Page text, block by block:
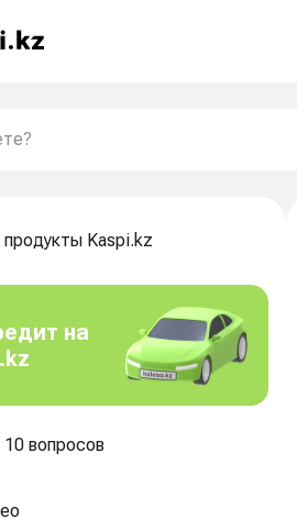
продукты Kaspi.kz
на
вопросов